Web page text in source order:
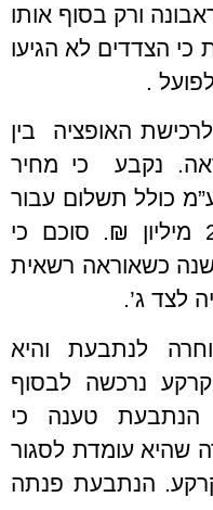
ורק בסוף אותו
כי הצדדים לא הגיעו
.
לרכישת האופציה בין
נקבע כי מחיר
מע”מ כולל תשלום עבור
האופציה שעמדה על סך 2 מיליון ₪. סוכם כי
כשאוראה רשאית
לצד ג’.
לנתבעת והיא
נרכשה לבסוף
הנתבעת טענה כי
שהיא עומדת לסגור
הנתבעת פנתה